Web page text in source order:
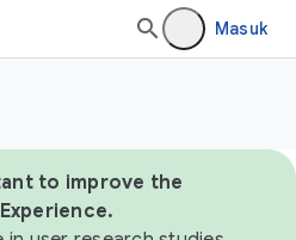
Masuk
to improve the